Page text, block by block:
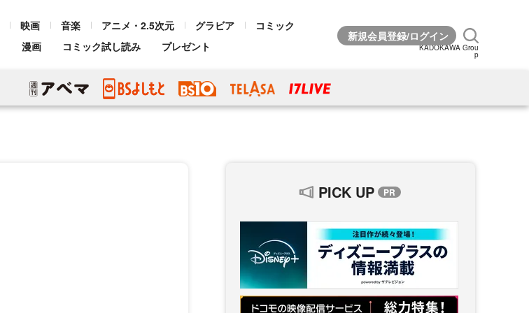
映画 音楽 アニメ・2.5次元 グラビア
コミック
漫画 コミック試し読み プレゼント KADOKAWA Grou
p
PICK UP